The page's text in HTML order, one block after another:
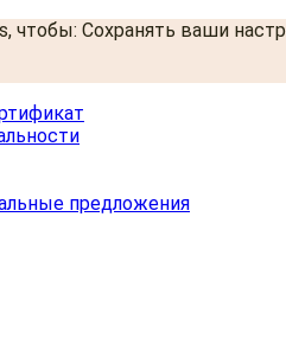
чтобы: Сохранять ваши
предложения